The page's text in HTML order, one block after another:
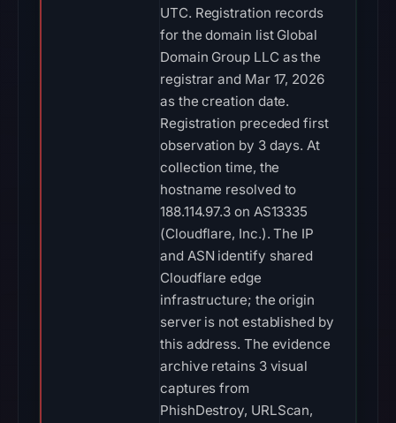
UTC. Registration records
for the domain list Global
Domain Group LLC as the
registrar and Mar 17, 2026
as the creation date.
Registration preceded first
observation by 3 days. At
collection time, the
hostname resolved to
188.114.97.3 on AS13335
(Cloudflare, Inc.). The IP
and ASN identify shared
Cloudflare edge
infrastructure; the origin
server is not established by
this address. The evidence
archive retains 3 visual
captures from
PhishDestroy, URLScan,